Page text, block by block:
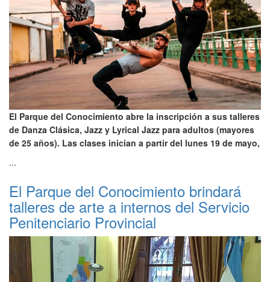
El Parque del Conocimiento abre la inscripción a sus talleres
de Danza Clásica, Jazz y Lyrical Jazz para adultos (mayores
de 25 años). Las clases inician a partir del lunes 19 de mayo,
...
El Parque del Conocimiento brindará
talleres de arte a internos del Servicio
Penitenciario Provincial